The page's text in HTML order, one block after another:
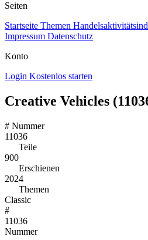
Seiten
Startseite Themen
Impressum Datenschutz
Konto
Login Kostenlos starten
Creative Vehicles
# Nummer
11036
Teile
900
Erschienen
2024
Themen
Classic
#
11036
Nummer